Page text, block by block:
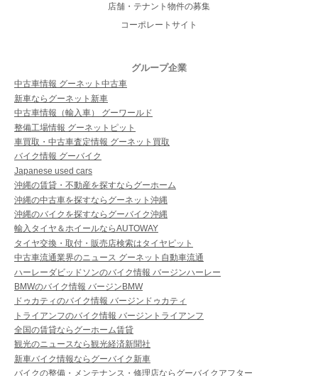
店舗・テナント物件の募集
コーポレートサイト
グループ企業
中古車情報 グーネット中古車
新車ならグーネット新車
中古車情報（輸入車） グーワールド
整備工場情報 グーネットピット
車買取・中古車査定情報 グーネット買取
バイク情報 グーバイク
Japanese used cars
沖縄の賃貸・不動産を探すならグーホーム
沖縄の中古車を探すならグーネット沖縄
沖縄のバイクを探すならグーバイク沖縄
輸入タイヤ＆ホイールならAUTOWAY
タイヤ交換・取付・販売店検索はタイヤピット
中古車流通業界のニュース グーネット自動車流通
ハーレーダビッドソンのバイク情報 バージンハーレー
BMWのバイク情報 バージンBMW
ドゥカティのバイク情報 バージンドゥカティ
トライアンフのバイク情報 バージントライアンフ
全国の賃貸ならグーホーム賃貸
観光のニュースなら観光経済新聞社
新車バイク情報ならグーバイク新車
バイクの整備・メンテナンス・修理店ならグーバイクアフター